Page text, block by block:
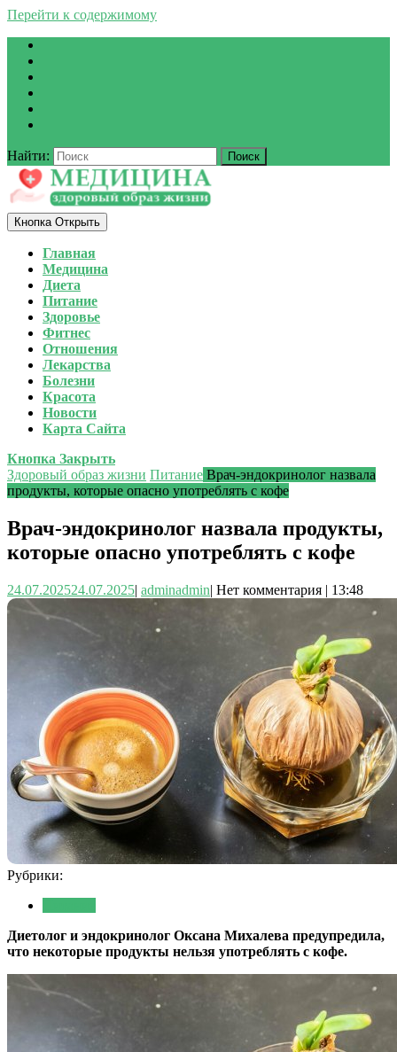
Перейти к содержимому
Найти:
Кнопка Открыть
Главная
Медицина
Диета
Питание
Здоровье
Фитнес
Отношения
Лекарства
Болезни
Красота
Новости
Карта Сайта
Кнопка Закрыть
Здоровый образ жизни Питание Врач-эндокринолог назвала
продукты, которые опасно употреблять с кофе
Врач-эндокринолог назвала продукты,
которые опасно употреблять с кофе
24.07.202524.07.2025| adminadmin| Нет комментария | 13:48
Рубрики:
Диетолог и эндокринолог Оксана Михалева предупредила,
что некоторые продукты нельзя употреблять с кофе.